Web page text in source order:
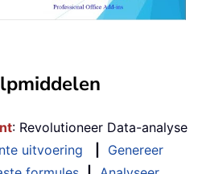
: Revolutioneer Data-analyse
uitvoering
Genereer